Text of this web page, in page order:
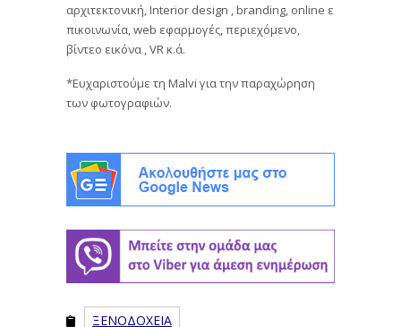
αρχιτεκτονική, Interior design , branding, online ε
πικοινωνία, web εφαρμογές, περιεχόμενο,
βίντεο εικόνα , VR κ.ά.
*Ευχαριστούμε τη Malvi για την παραχώρηση
των φωτογραφιών.
ΞΕΝΟΔΟΧΕΙΑ